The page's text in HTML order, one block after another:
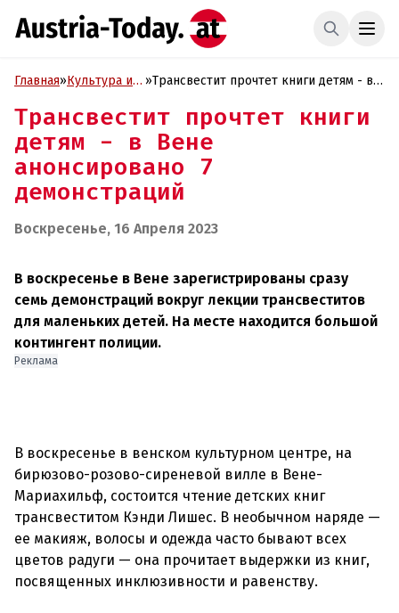
Главная»Культура и
»Трансвестит прочтет книги детям - в
Трансвестит прочтет книги
детям - в Вене
анонсировано 7
демонстраций
Воскресенье, 16 Апреля 2023
В воскресенье в Вене зарегистрированы сразу
семь демонстраций вокруг лекции трансвеститов
для маленьких детей. На месте находится большой
контингент полиции.
Реклама
В воскресенье в венском культурном центре, на
бирюзово-розово-сиреневой вилле в Вене-
Мариахильф, состоится чтение детских книг
трансвеститом Кэнди Лишес. В необычном наряде —
ее макияж, волосы и одежда часто бывают всех
цветов радуги — она прочитает выдержки из книг,
посвященных инклюзивности и равенству.